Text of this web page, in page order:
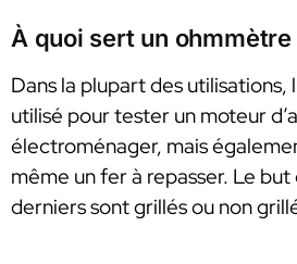
À quoi sert un ohmmètre
Dans la plupart des utilisations,
utilisé pour tester un moteur
électroménager, mais
même un fer à repasser. Le
derniers sont grillés ou non